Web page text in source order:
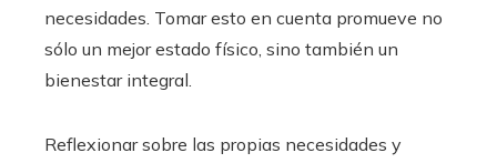
necesidades. Tomar esto en cuenta promueve no
sólo un mejor estado físico, sino también un
bienestar integral.
Reflexionar sobre las propias necesidades y